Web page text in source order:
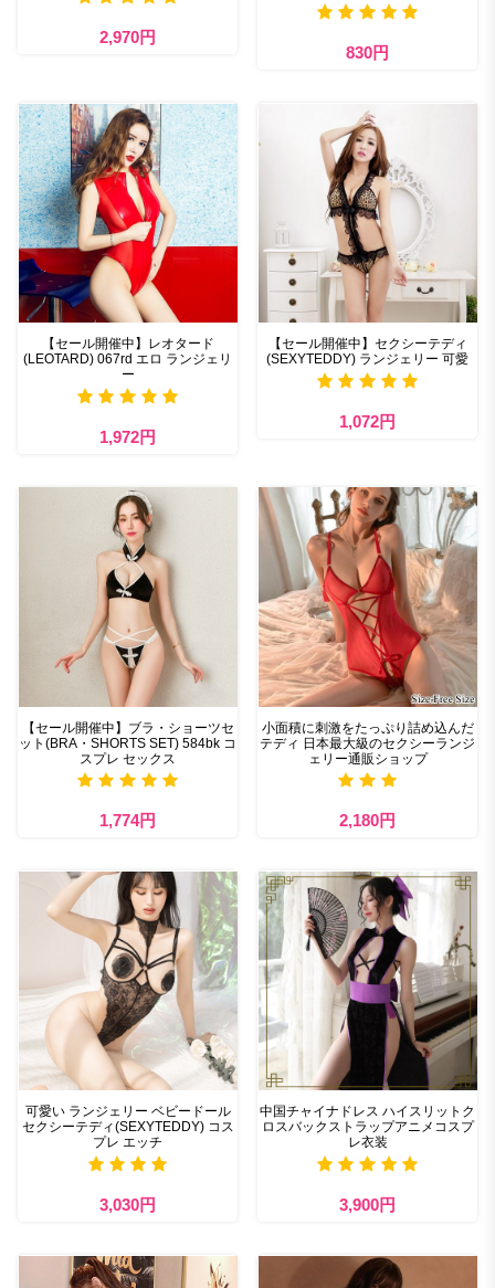
2,970円
830円
【セール開催中】レオタード
(LEOTARD) 067rd エロ ランジェリ
ー
1,972円
【セール開催中】セクシーテディ
(SEXYTEDDY) ランジェリー 可愛
1,072円
【セール開催中】ブラ・ショーツセ
ット(BRA・SHORTS SET) 584bk コ
スプレ セックス
1,774円
小面積に刺激をたっぷり詰め込んだ
テディ 日本最大級のセクシーランジ
ェリー通販ショップ
2,180円
可愛い ランジェリー ベビードール
セクシーテディ(SEXYTEDDY) コス
プレ エッチ
3,030円
中国チャイナドレス ハイスリットク
ロスバックストラップアニメコスプ
レ衣装
3,900円